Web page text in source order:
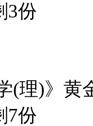
3份
(理)》黄
7份